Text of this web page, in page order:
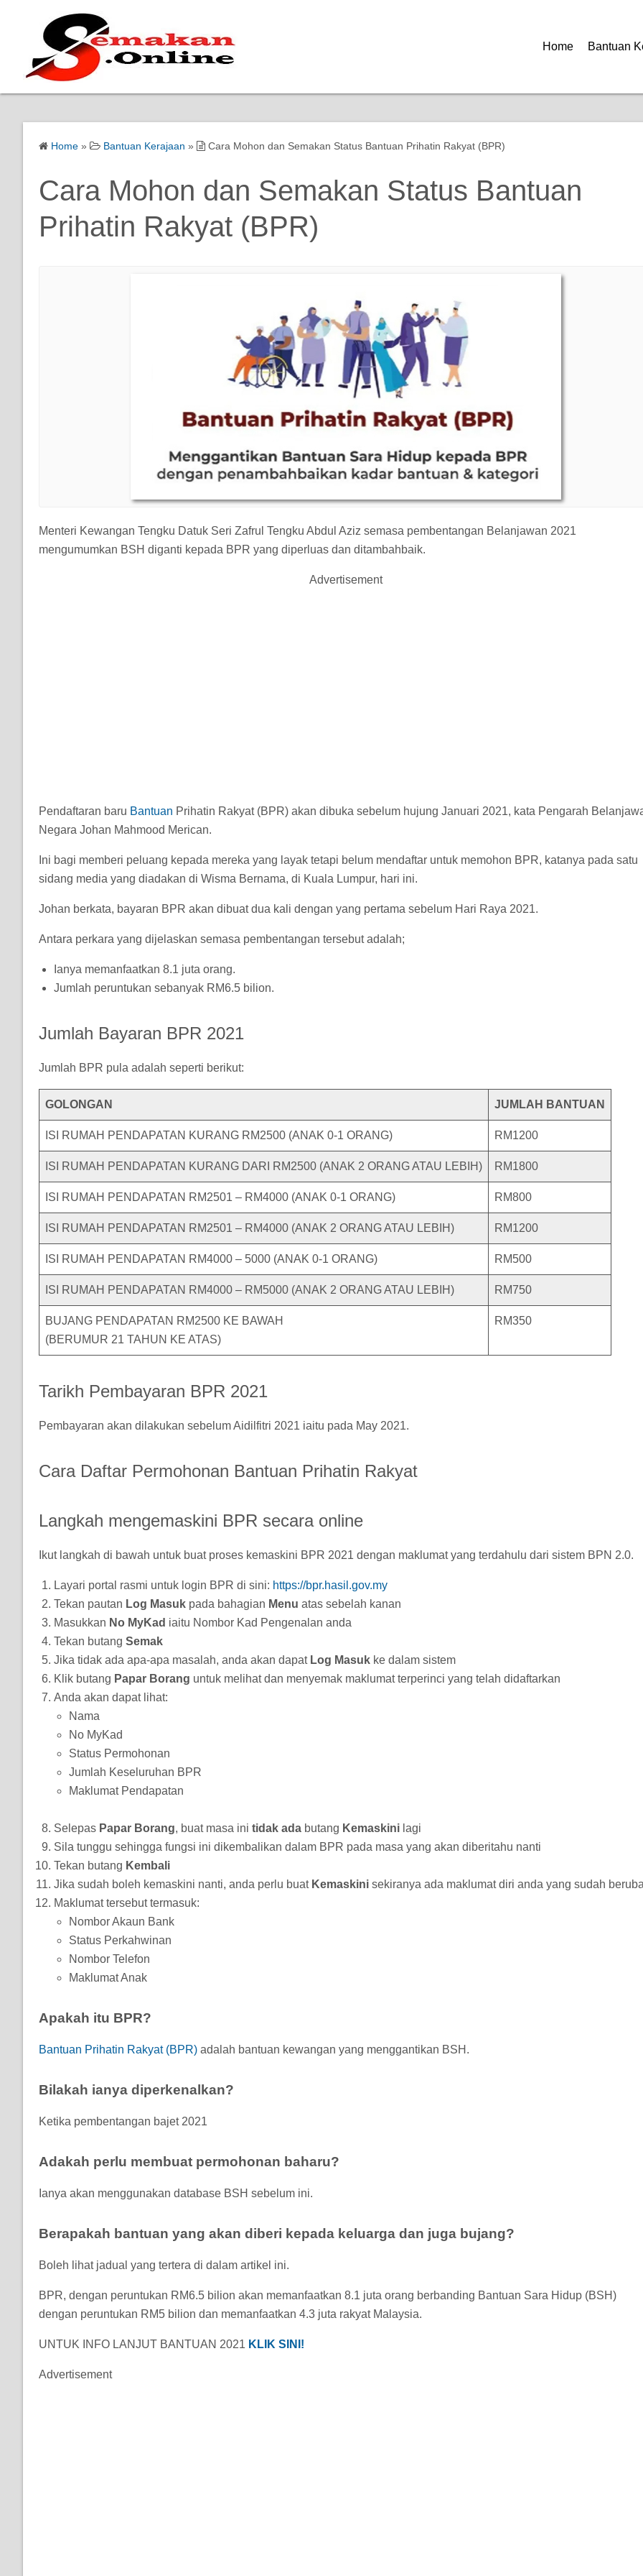
Home Bantuan
Home » Bantuan Kerajaan » Cara Mohon dan Semakan Status Bantuan Prihatin Rakyat (BPR)
Cara Mohon dan Semakan Status Bantuan
Prihatin Rakyat (BPR)
Menteri Kewangan Tengku Datuk Seri Zafrul Tengku Abdul Aziz semasa pembentangan Belanjawan 2021
mengumumkan BSH diganti kepada BPR yang diperluas dan ditambahbaik.
Advertisement
Pendaftaran baru Bantuan Prihatin Rakyat (BPR) akan dibuka sebelum hujung Januari 2021, kata Pengarah
Negara Johan Mahmood Merican.
Ini bagi memberi peluang kepada mereka yang layak tetapi belum mendaftar untuk memohon BPR, katanya pada satu
sidang media yang diadakan di Wisma Bernama, di Kuala Lumpur, hari ini.
Johan berkata, bayaran BPR akan dibuat dua kali dengan yang pertama sebelum Hari Raya 2021.
Antara perkara yang dijelaskan semasa pembentangan tersebut adalah;
Ianya memanfaatkan 8.1 juta orang.
Jumlah peruntukan sebanyak RM6.5 bilion.
Jumlah Bayaran BPR 2021
Jumlah BPR pula adalah seperti berikut:
GOLONGAN JUMLAH BANTUAN
ISI RUMAH PENDAPATAN KURANG RM2500 (ANAK 0-1 ORANG) RM1200
ISI RUMAH PENDAPATAN KURANG DARI RM2500 (ANAK 2 ORANG ATAU LEBIH) RM1800
ISI RUMAH PENDAPATAN RM2501 – RM4000 (ANAK 0-1 ORANG) RM800
ISI RUMAH PENDAPATAN RM2501 – RM4000 (ANAK 2 ORANG ATAU LEBIH) RM1200
ISI RUMAH PENDAPATAN RM4000 – 5000 (ANAK 0-1 ORANG) RM500
ISI RUMAH PENDAPATAN RM4000 – RM5000 (ANAK 2 ORANG ATAU LEBIH) RM750
BUJANG PENDAPATAN RM2500 KE BAWAH
(BERUMUR 21 TAHUN KE ATAS)
RM350
Tarikh Pembayaran BPR 2021
Pembayaran akan dilakukan sebelum Aidilfitri 2021 iaitu pada May 2021.
Cara Daftar Permohonan Bantuan Prihatin Rakyat
Langkah mengemaskini BPR secara online
Ikut langkah di bawah untuk buat proses kemaskini BPR 2021 dengan maklumat yang terdahulu dari sistem BPN 2.0.
Layari portal rasmi untuk login BPR di sini: https://bpr.hasil.gov.my
Tekan pautan Log Masukpada bahagian Menu atas sebelah kanan
Masukkan No MyKad iaitu Nombor Kad Pengenalan anda
Tekan butang Semak
Jika tidak ada apa-apa masalah, anda akan dapat Log Masukke dalam sistem
Klik butang Papar Borang untuk melihat dan menyemak maklumat terperinci yang telah didaftarkan
Anda akan dapat lihat:
Nama
No MyKad
Status Permohonan
Jumlah Keseluruhan BPR
Maklumat Pendapatan
Selepas Papar Borang, buat masa ini tidak adabutang Kemaskinilagi
Sila tunggu sehingga fungsi ini dikembalikan dalam BPR pada masa yang akan diberitahu nanti
Tekan butang Kembali
Jika sudah boleh kemaskini nanti, anda perlu buat Kemaskinisekiranya ada maklumat diri anda yang sudah
Maklumat tersebut termasuk:
Nombor Akaun Bank
Status Perkahwinan
Nombor Telefon
Maklumat Anak
Apakah itu BPR?
Bantuan Prihatin Rakyat (BPR) adalah bantuan kewangan yang menggantikan BSH.
Bilakah ianya diperkenalkan?
Ketika pembentangan bajet 2021
Adakah perlu membuat permohonan baharu?
Ianya akan menggunakan database BSH sebelum ini.
Berapakah bantuan yang akan diberi kepada keluarga dan juga bujang?
Boleh lihat jadual yang tertera di dalam artikel ini.
BPR, dengan peruntukan RM6.5 bilion akan memanfaatkan 8.1 juta orang berbanding Bantuan Sara Hidup (BSH)
dengan peruntukan RM5 bilion dan memanfaatkan 4.3 juta rakyat Malaysia.
UNTUK INFO LANJUT BANTUAN 2021 KLIK SINI!
Advertisement